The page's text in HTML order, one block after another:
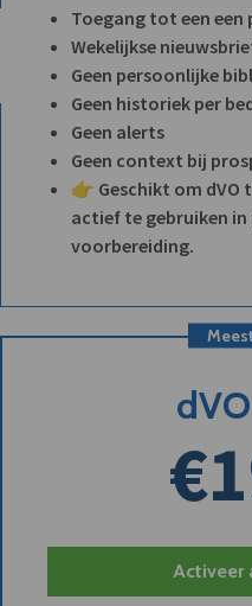
Toegang tot een een
Wekelijkse
Geen persoonlijke
Geen historiek per
Geen alerts
Geen context bij
👉 Geschikt om dVO
actief te gebruiken
voorbereiding.
Activeer